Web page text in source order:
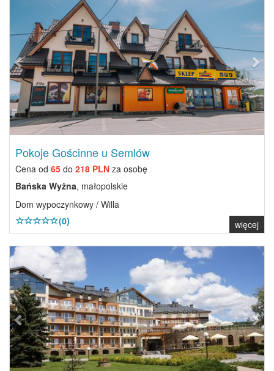
Pokoje Gościnne u Semlów
Cena od 65 do 218 PLN za osobę
Bańska Wyżna, małopolskie
Dom wypoczynkowy / Willa
(0)
więcej
Previous Next